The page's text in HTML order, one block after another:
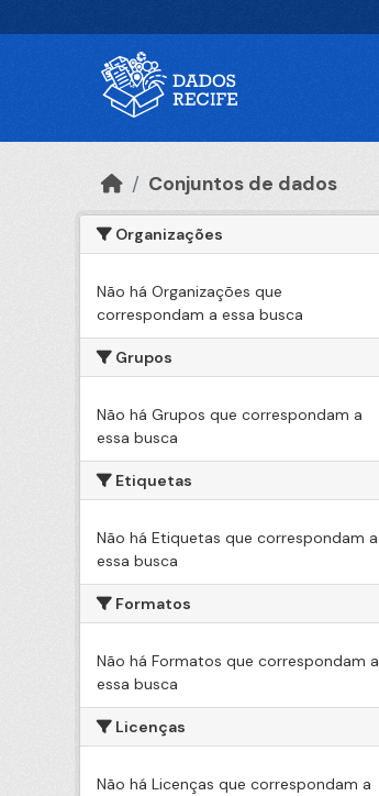
Conjuntos de dados
Organizações
Não há Organizações que
correspondam a essa busca
Grupos
Não há Grupos que correspondam a
essa busca
Etiquetas
Não há Etiquetas que correspondam a
essa busca
Formatos
Não há Formatos que correspondam a
essa busca
Licenças
Não há Licenças que correspondam a